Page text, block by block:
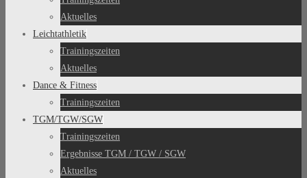
Aktuelles
Leichtathletik
Trainingszeiten
Aktuelles
Dance & Fitness
Trainingszeiten
TGM/TGW/SGW
Trainingszeiten
Ergebnisse TGM / TGW / SGW
Aktuelles